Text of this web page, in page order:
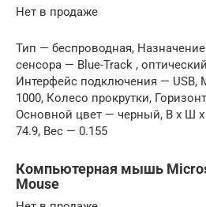
Нет в продаже
Тип — беспроводная,
сенсора — Blue-Track ,
Интерфейс подключения — USB,
1000, Колесо прокрутки,
Основной цвет — черный, В x Ш
74.9, Вес — 0.155
Компьютерная мышь
Mouse